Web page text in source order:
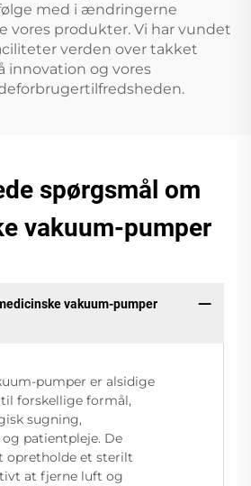
med i ændringerne
vores produkter. Vi har vundet
verden over takket
innovation og vores
spørgsmål om
vakuum-pumper
vakuum-pumper
pumper er alsidige
forskellige formål,
sugning,
patientpleje. De
opretholde et sterilt
at fjerne luft og